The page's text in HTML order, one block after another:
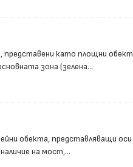
като площни
зона (зелена...
обекта, представляващи
на мост,...